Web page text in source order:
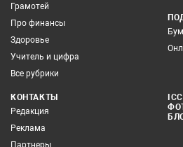
Грамотей
Про финансы
Здоровье
Учитель и цифра
Все рубрики
КОНТАКТЫ
Редакция
Реклама
Партнеры